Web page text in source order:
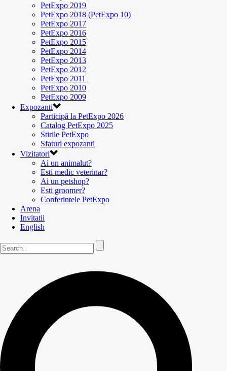
PetExpo 2019
PetExpo 2018 (PetExpo 10)
PetExpo 2017
PetExpo 2016
PetExpo 2015
PetExpo 2014
PetExpo 2013
PetExpo 2012
PetExpo 2011
PetExpo 2010
PetExpo 2009
Expozanti
Participă la PetExpo 2026
Catalog PetExpo 2025
Stirile PetExpo
Sfaturi expozanti
Vizitatori
Ai un animalut?
Esti medic veterinar?
Ai un petshop?
Esti groomer?
Conferintele PetExpo
Arena
Invitatii
English